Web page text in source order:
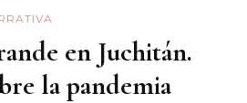
Ciudad
Obregón
en Juchitán.
la pandemia